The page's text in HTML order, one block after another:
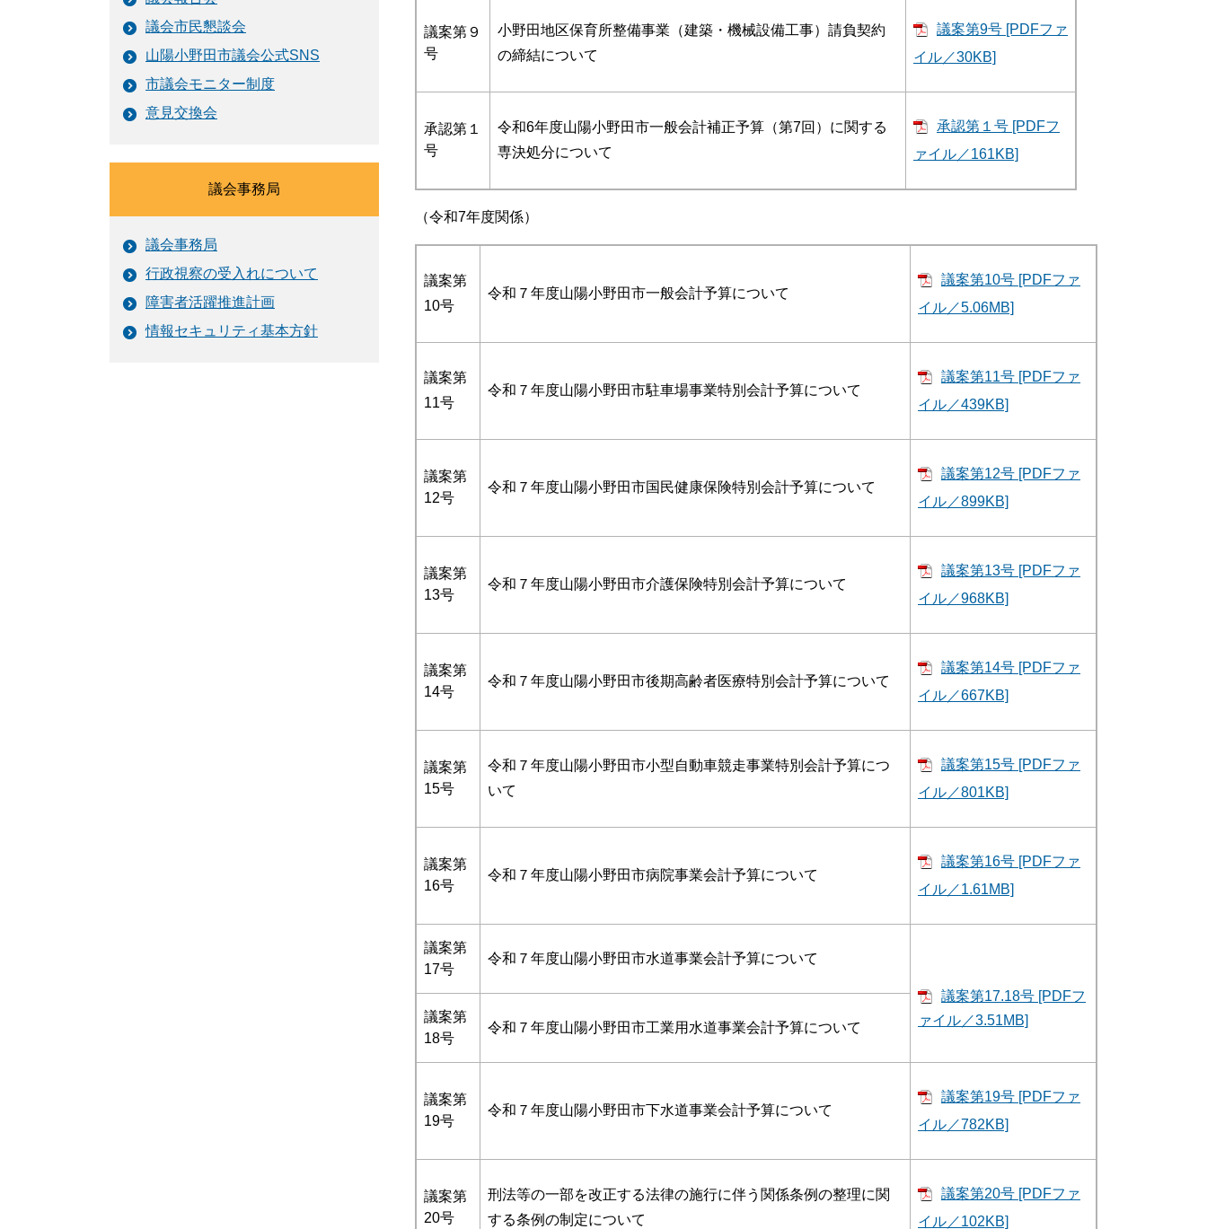
議案第９
号
小野田地区保育所整備事業（建築・機械設備工事）請負契約
の締結について
議案第9号 [PDFファ
イル／30KB]
承認第１
号
令和6年度山陽小野田市一般会計補正予算（第7回）に関する
専決処分について
承認第１号 [PDFフ
ァイル／161KB]
（令和7年度関係）
議案第
10号
令和７年度山陽小野田市一般会計予算について
議案第10号 [PDFファ
イル／5.06MB]
議案第
11号
令和７年度山陽小野田市駐車場事業特別会計予算について
議案第11号 [PDFファ
イル／439KB]
議案第
12号
令和７年度山陽小野田市国民健康保険特別会計予算について
議案第12号 [PDFファ
イル／899KB]
議案第
13号
令和７年度山陽小野田市介護保険特別会計予算について
議案第13号 [PDFファ
イル／968KB]
議案第
14号
令和７年度山陽小野田市後期高齢者医療特別会計予算について
議案第14号 [PDFファ
イル／667KB]
議案第
15号
令和７年度山陽小野田市小型自動車競走事業特別会計予算につ
いて
議案第15号 [PDFファ
イル／801KB]
議案第
16号
令和７年度山陽小野田市病院事業会計予算について
議案第16号 [PDFファ
イル／1.61MB]
議案第
17号
令和７年度山陽小野田市水道事業会計予算について
議案第17.18号 [PDFフ
ァイル／3.51MB]
議案第
18号
令和７年度山陽小野田市工業用水道事業会計予算について
議案第
19号
令和７年度山陽小野田市下水道事業会計予算について
議案第19号 [PDFファ
イル／782KB]
議案第
20号
刑法等の一部を改正する法律の施行に伴う関係条例の整理に関
する条例の制定について
議案第20号 [PDFファ
イル／102KB]
議会市民懇談会
山陽小野田市議会公式SNS
市議会モニター制度
意見交換会
議会事務局
議会事務局
行政視察の受入れについて
障害者活躍推進計画
情報セキュリティ基本方針